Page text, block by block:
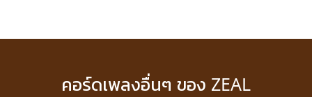
คอร์ดเพลงอื่นๆ ของ ZEAL